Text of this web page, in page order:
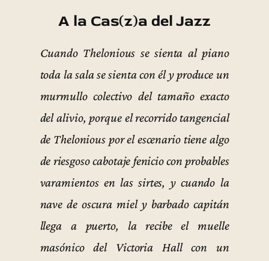
A la Cas(z)a del Jazz
Cuando Thelonious se sienta al piano
toda la sala se sienta con él y produce un
murmullo colectivo del tamaño exacto
del alivio, porque el recorrido tangencial
de Thelonious por el escenario tiene algo
de riesgoso cabotaje fenicio con probables
varamientos en las sirtes, y cuando la
nave de oscura miel y barbado capitán
llega a puerto, la recibe el muelle
masónico del Victoria Hall con un